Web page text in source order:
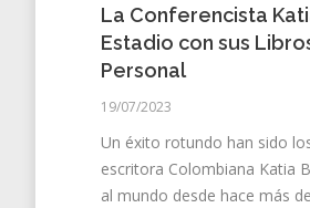
La Conferencista
Estadio con sus
Personal
19/07/2023
Un éxito rotundo han sido
escritora Colombiana Katia
al mundo desde hace más